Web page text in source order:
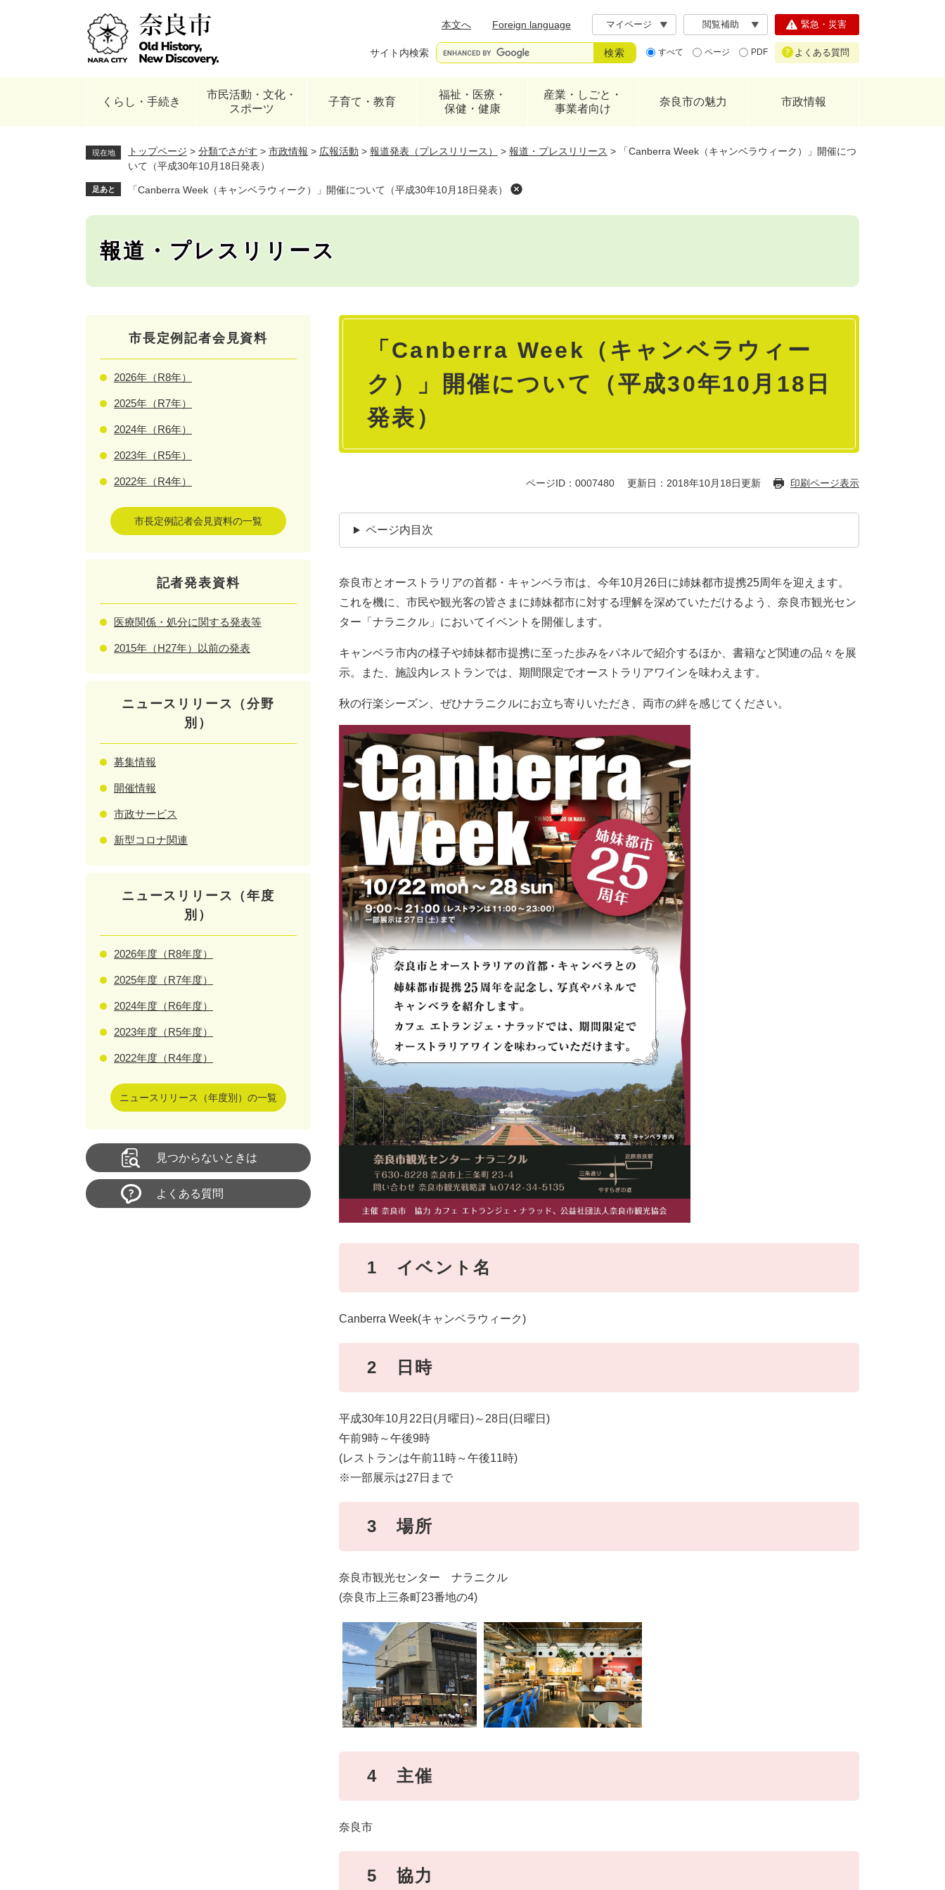
本文へ
Foreign language マイページ 閲覧補助
サイト内検索 すべて ページ PDF
緊急・災害
よくある質問
くらし・手続き
市民活動・文化・
スポーツ
子育て・教育
福祉・医療・
保健・健康
産業・しごと・
事業者向け
奈良市の魅力 市政情報
現在地 トップページ > 分類でさがす > 市政情報 > 広報活動 > 報道発表（プレスリリース） > 報道・プレスリリース >
「Canberra Week（キャンベラウィーク）」開催につ
いて（平成30年10月18日発表）
足あと 「Canberra Week（キャンベラウィーク）」開催について（平成30年10月18日発表）
報道・プレスリリース
本
「Canberra Week（キャンベラウィー
ク）」開催について（平成30年10月18日
発表）
ページID：0007480 更新日：2018年10月18日更新 印刷ページ表示
ページ内目次
奈良市とオーストラリアの首都・キャンベラ市は、今年10月26日に姉妹都市提携25周年を迎えます。
これを機に、市民や観光客の皆さまに姉妹都市に対する理解を深めていただけるよう、奈良市観光セン
ター「ナラニクル」においてイベントを開催します。
キャンベラ市内の様子や姉妹都市提携に至った歩みをパネルで紹介するほか、書籍など関連の品々を展
示。また、施設内レストランでは、期間限定でオーストラリアワインを味わえます。
秋の行楽シーズン、ぜひナラニクルにお立ち寄りいただき、両市の絆を感じてください。
1 イベント名
Canberra Week(キャンベラウィーク)
2 日時
平成30年10月22日(月曜日)～28日(日曜日)
午前9時～午後9時
(レストランは午前11時～午後11時)
※一部展示は27日まで
3 場所
奈良市観光センター ナラニクル
(奈良市上三条町23番地の4)
4 主催
奈良市
5 協力
市長定例記者会見資料
2026年（R8年）
2025年（R7年）
2024年（R6年）
2023年（R5年）
2022年（R4年）
市長定例記者会見資料の一覧
記者発表資料
医療関係・処分に関する発表等
2015年（H27年）以前の発表
ニュースリリース（分野
別）
募集情報
開催情報
市政サービス
新型コロナ関連
ニュースリリース（年度
別）
2026年度（R8年度）
2025年度（R7年度）
2024年度（R6年度）
2023年度（R5年度）
2022年度（R4年度）
ニュースリリース（年度別）の一覧
見つからないときは
よくある質問